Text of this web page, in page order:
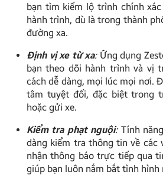
bạn tìm kiếm lộ trình chính
hành trình, dù là trong thành
đường xa.
Định vị xe từ xa:Ứng dụng
bạn theo dõi hành trình và vị
cách dễ dàng, mọi lúc mọi nơi.
tâm tuyệt đối, đặc biệt trong
hoặc gửi xe.
Kiểm tra phạt nguội:Tính
dàng kiểm tra thông tin về các
nhận thông báo trực tiếp qua
giúp bạn luôn nắm bắt tình